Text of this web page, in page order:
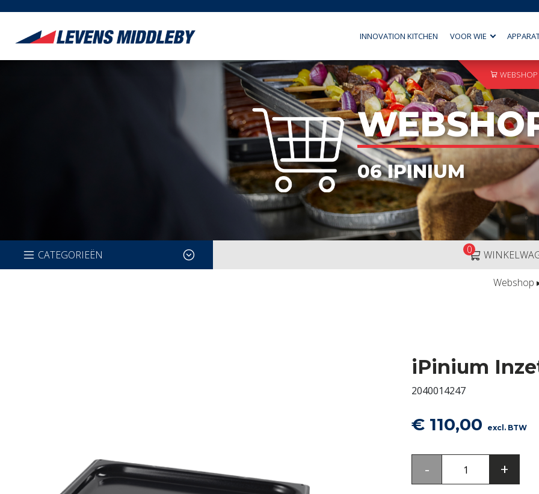
INNOVATION KITCHEN VOOR WIE
WEBSHOP
06 IPINIUM
CATEGORIEËN 0
Webshop
iPinium
2040014247
€ 110,00 excl. BTW
-
Inzetbak
+